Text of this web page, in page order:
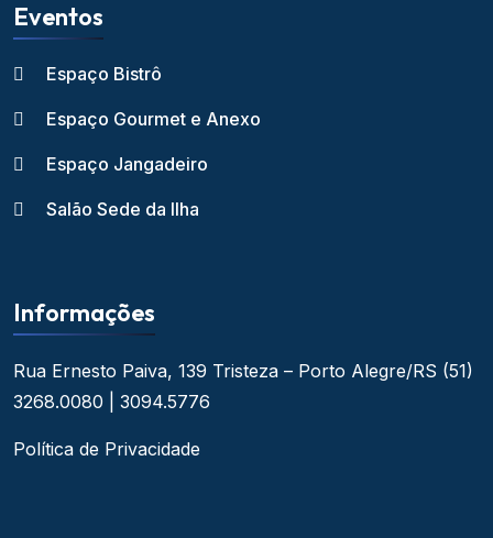
Eventos
Espaço Bistrô
Espaço Gourmet e Anexo
Espaço Jangadeiro
Salão Sede da Ilha
Informações
Rua Ernesto Paiva, 139 Tristeza – Porto Alegre/RS (51)
3268.0080 | 3094.5776
Política de Privacidade